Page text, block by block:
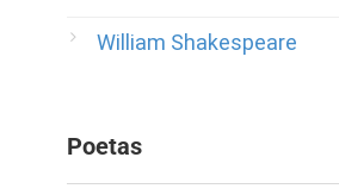
William Shakespeare
Poetas